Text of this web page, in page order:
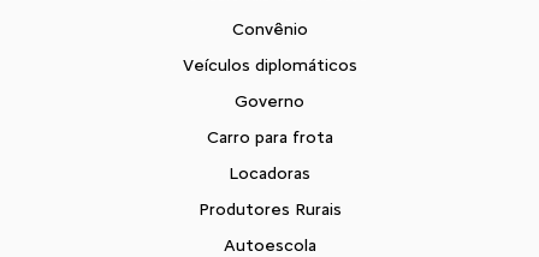
Convênio
Veículos diplomáticos
Governo
Carro para frota
Locadoras
Produtores Rurais
Autoescola